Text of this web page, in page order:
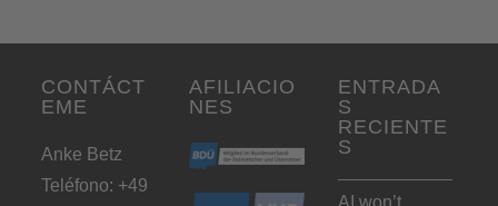
CONTÁCT
EME
Anke Betz
Teléfono: +49
AFILIACIO
NES
ENTRADA
S
RECIENTE
S